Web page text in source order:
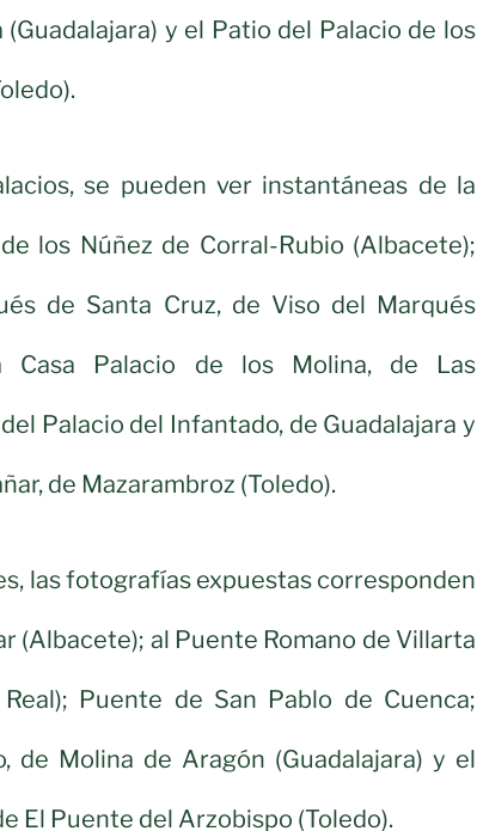
y el Patio del Palacio de los
se pueden ver instantáneas de la
los Núñez de Corral-Rubio (Albacete);
de Santa Cruz, de Viso del Marqués
Casa Palacio de los Molina, de Las
Palacio del Infantado, de Guadalajara y
de Mazarambroz (Toledo).
las fotografías expuestas corresponden
(Albacete); al Puente Romano de Villarta
Puente de San Pablo de Cuenca;
de Molina de Aragón (Guadalajara) y el
El Puente del Arzobispo (Toledo).